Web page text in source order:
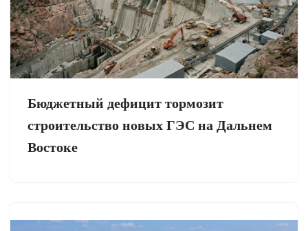
Бюджетный дефицит тормозит
строительство новых ГЭС на Дальнем
Востоке